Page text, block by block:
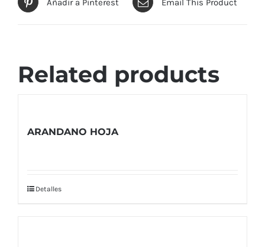
Related products
ARANDANO HOJA
Detalles